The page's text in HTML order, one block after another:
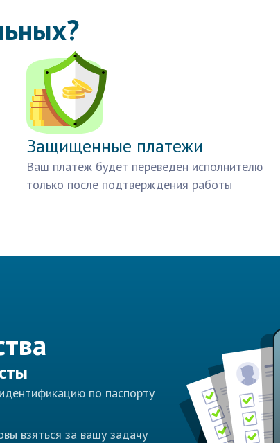
Защищенные платежи
Ваш платеж будет переведен исполнителю
только после подтверждения работы
по паспорту
взяться за вашу задачу